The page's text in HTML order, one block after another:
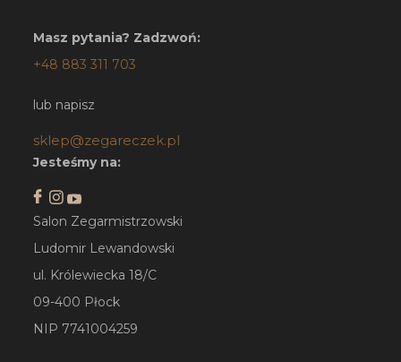
Masz pytania? Zadzwoń:
+48 883 311 703
lub napisz
sklep@zegareczek.pl
Jesteśmy na:
Salon Zegarmistrzowski
Ludomir Lewandowski
ul. Królewiecka 18/C
09-400 Płock
NIP 7741004259